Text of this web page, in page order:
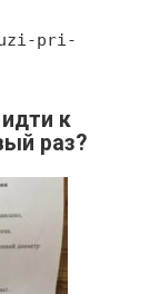
pri-
к
раз?